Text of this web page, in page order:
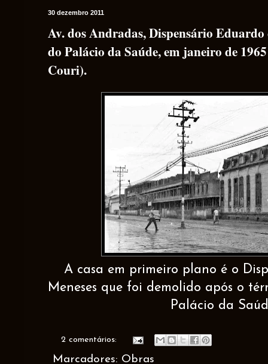
30 dezembro 2011
Av. dos Andradas, Dispensário Eduardo
do Palácio da Saúde, em janeiro de
Couri).
A casa em primeiro plano é o
Meneses que foi demolido após o
Palácio da
2 comentários:
Marcadores: Obras